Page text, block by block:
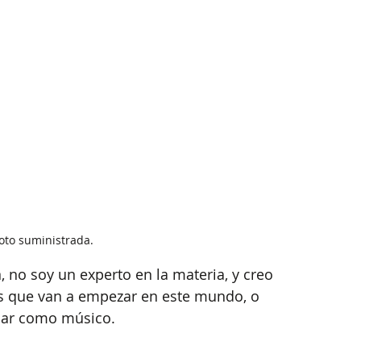
suministrada.
soy un experto en la materia, y creo
van a empezar en este mundo, o
como músico.